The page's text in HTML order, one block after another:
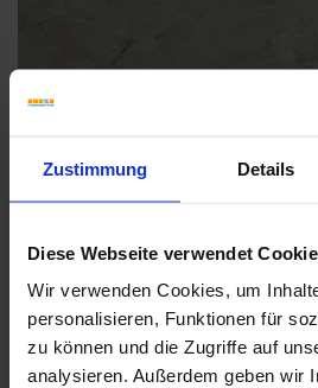
Zustimmung Details
Diese Webseite verwendet
Wir verwenden Cookies, um
personalisieren, Funktionen für
zu können und die Zugriffe auf
analysieren. Außerdem geben wir
Weitere Serien von Coem